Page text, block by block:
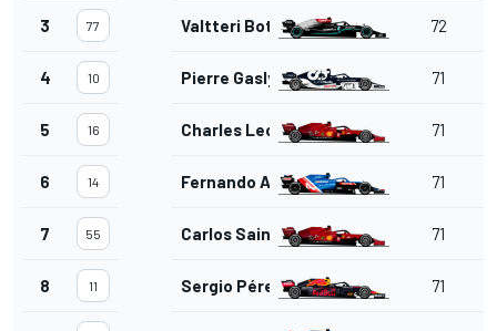
3 77 Valtteri Bottas 72
4 10 Pierre Gasly 71
5 16 Charles Leclerc 71
6 14 Fernando Alonso 71
7 55 Carlos Sainz Jr. 71
8 11 Sergio Pérez 71